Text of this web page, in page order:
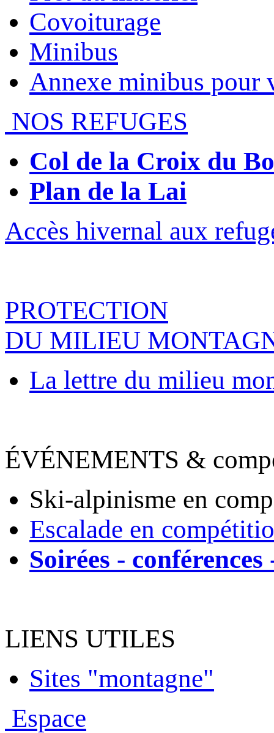
Covoiturage
Minibus
Annexe minibus pour
NOS REFUGES
Col de la Croix du
Plan de la Lai
Accès hivernal aux
PROTECTION
DU MILIEU
La lettre du milieu
ÉVÉNEMENTS &
Ski-alpinisme en
Escalade en
Soirées - conférences
LIENS UTILES
Sites "montagne"
Espace